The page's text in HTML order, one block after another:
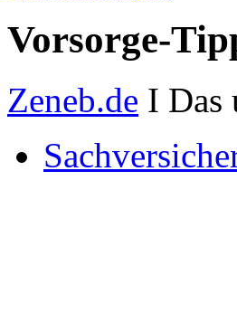
Vorsorge-
Zeneb.de I Das